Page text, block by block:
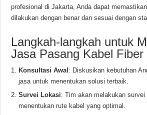
profesional di Jakarta, Anda dapat
dilakukan dengan benar dan sesuai dengan
Langkah-langkah untuk
Jasa Pasang Kabel Fiber
Konsultasi Awal : Diskusikan kebutuhan
jasa untuk menentukan solusi terbaik.
Survei Lokasi: Tim akan melakukan
menentukan rute kabel yang optimal.